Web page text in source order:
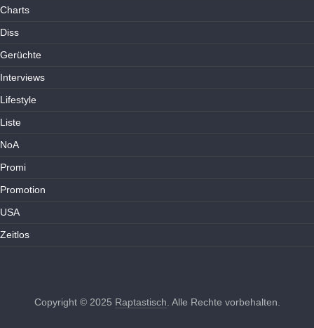
Charts
Diss
Gerüchte
Interviews
Lifestyle
Liste
NoA
Promi
Promotion
USA
Zeitlos
Copyright © 2025 Raptastisch . Alle Rechte vorbehalten.